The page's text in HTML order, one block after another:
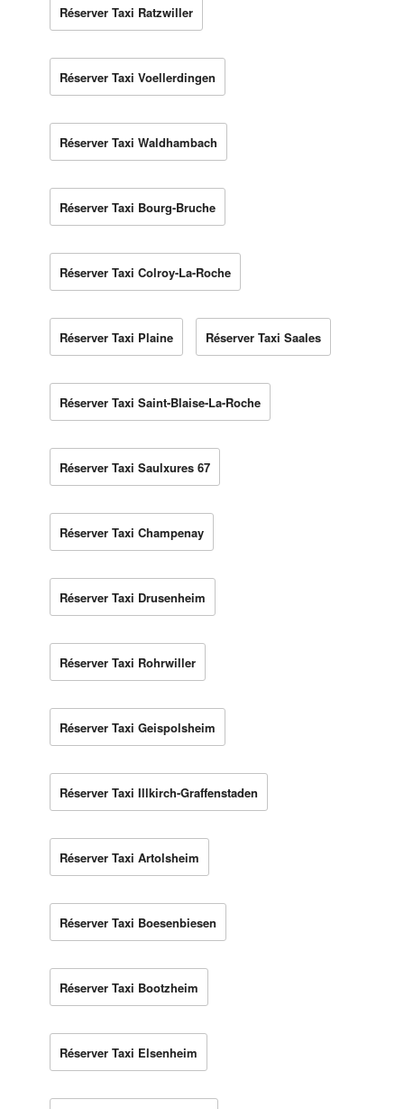
Réserver Taxi Ratzwiller
Réserver Taxi Voellerdingen
Réserver Taxi Waldhambach
Réserver Taxi Bourg-Bruche
Réserver Taxi Colroy-La-Roche
Réserver Taxi Plaine Réserver Taxi Saales
Réserver Taxi Saint-Blaise-La-Roche
Réserver Taxi Saulxures 67
Réserver Taxi Champenay
Réserver Taxi Drusenheim
Réserver Taxi Rohrwiller
Réserver Taxi Geispolsheim
Réserver Taxi Illkirch-Graffenstaden
Réserver Taxi Artolsheim
Réserver Taxi Boesenbiesen
Réserver Taxi Bootzheim
Réserver Taxi Elsenheim